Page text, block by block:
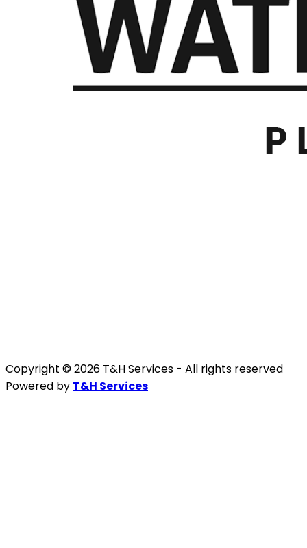
Copyright © 2026 T&H Services - All rights reserved
Powered by T&H Services